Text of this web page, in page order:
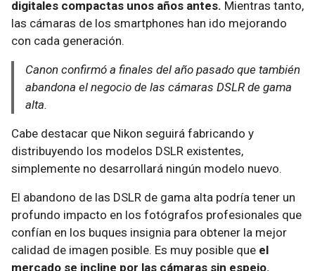
digitales compactas unos años antes. Mientras tanto,
las cámaras de los smartphones han ido mejorando
con cada generación.
Canon confirmó a finales del año pasado que también
abandona el negocio de las cámaras DSLR de gama
alta.
Cabe destacar que Nikon seguirá fabricando y
distribuyendo los modelos DSLR existentes,
simplemente no desarrollará ningún modelo nuevo.
El abandono de las DSLR de gama alta podría tener un
profundo impacto en los fotógrafos profesionales que
confían en los buques insignia para obtener la mejor
calidad de imagen posible. Es muy posible que el
mercado se incline por las cámaras sin espejo.